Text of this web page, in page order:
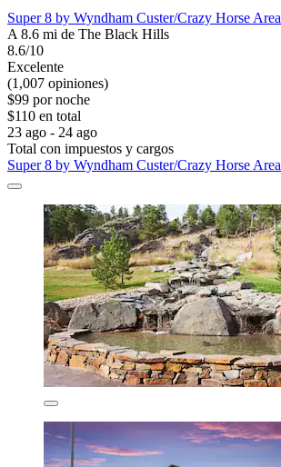
Super 8 by Wyndham Custer/Crazy Horse Area
A 8.6 mi de The Black Hills
8.6/10
Excelente
(1,007 opiniones)
$99 por noche
$110 en total
23 ago - 24 ago
Total con impuestos y cargos
Super 8 by Wyndham Custer/Crazy Horse Area